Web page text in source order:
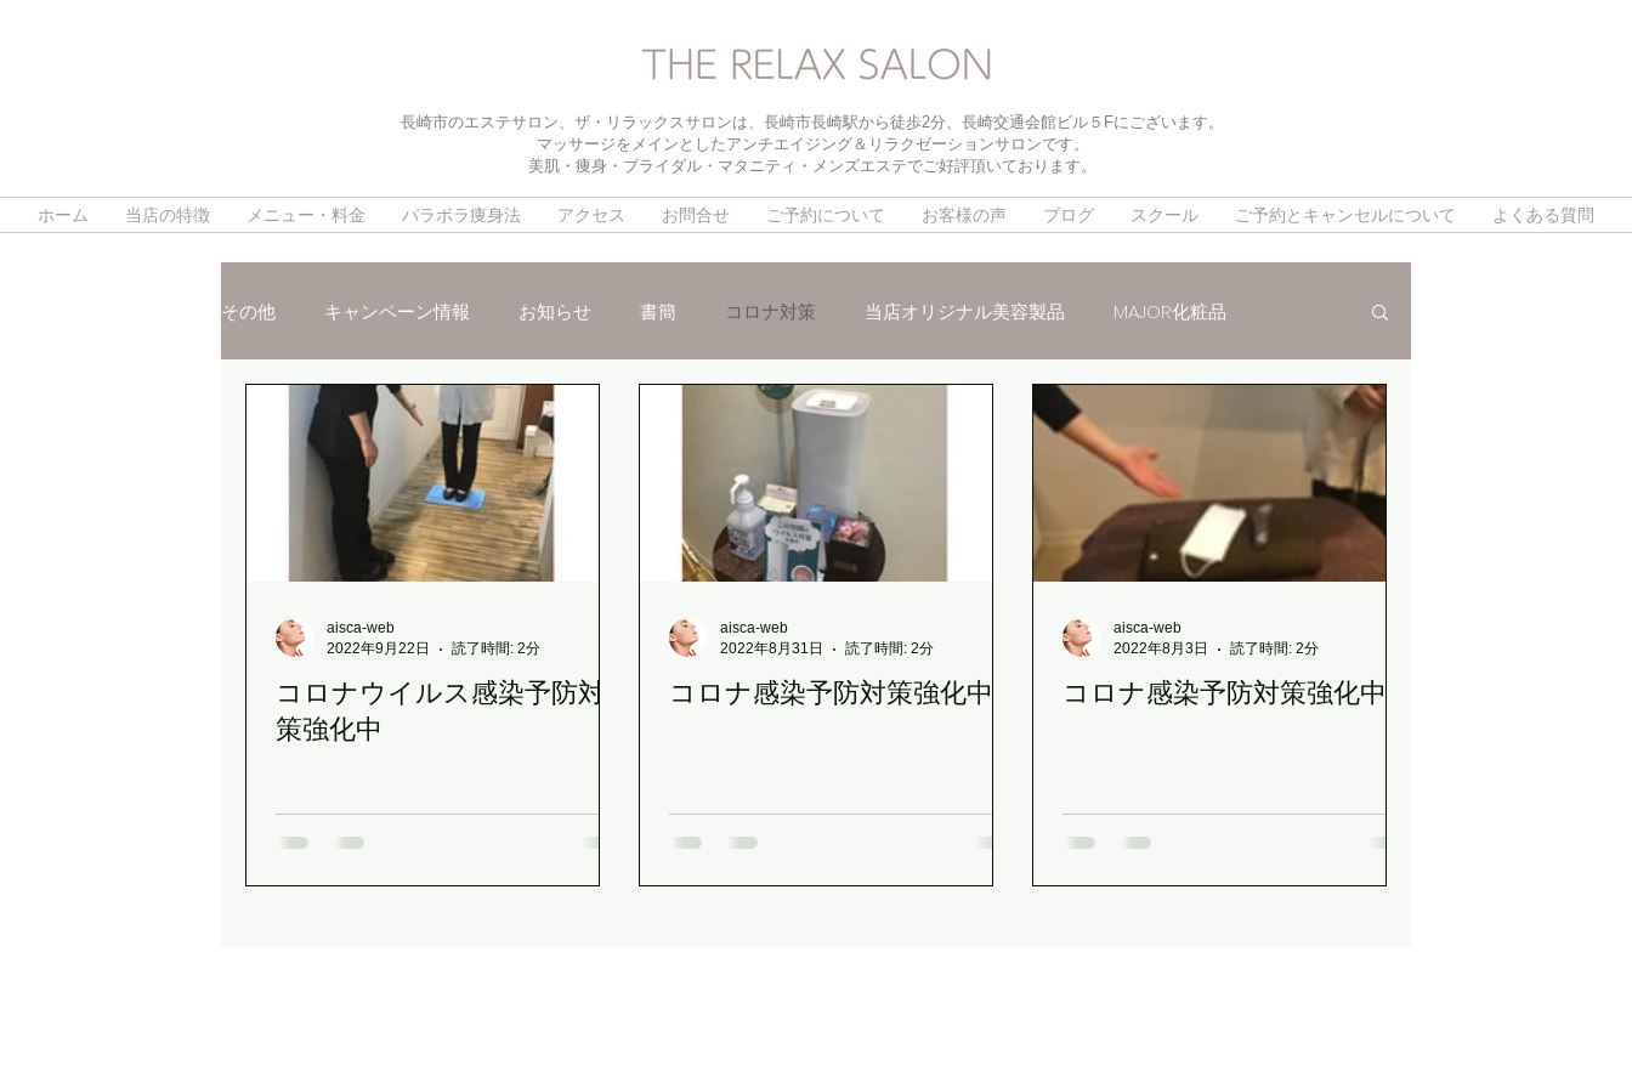
長崎市のエステサロン、ザ・リラックスサロンは、長崎市長崎駅から徒歩2分、長崎交通会館ビル５Fにございます。
マッサージをメインとしたアンチエイジング＆リラクゼーションサロンです。
美肌・痩身・ブライダル・マタニティ・メンズエステでご好評頂いております。
ホーム 当店の特徴 メニュー・料金 パラボラ痩身法 アクセス お問合せ ご予約について お客様の声 ブログ スクール ご予約とキャンセルについて よくある質問
その他 キャンペーン情報 お知らせ 書簡 コロナ対策 当店オリジナル美容製品 MAJOR化粧品
施術ご紹介 スタッフおススメ ブライダルメニュー パラボラ痩身法
脳疲労改善ヘッドスパ デトックスリンパマッサージ 朝活オープン インナードライ対策 デトックスリンパ80分
MAJORクレンジングボトル 長崎市でサロンをお探しの方 母の日のプレゼント MAJOR特別キャンペーン
コロナウイルス感染予防対
策強化中
aisca-web
2022年9月22日
読了時間: 2分
コロナ感染予防対策強化中!
aisca-web
2022年8月31日
読了時間: 2分
コロナ感染予防対策強化中！
aisca-web
2022年8月3日
読了時間: 2分